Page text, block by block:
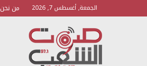
الجمعة, أغسطس 7, 2026 من نحن